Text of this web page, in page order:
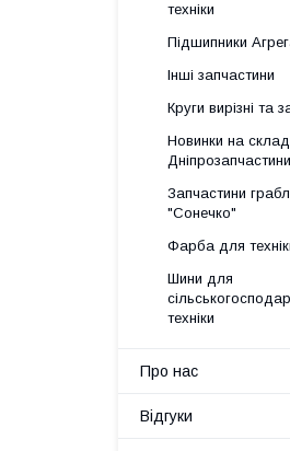
техніки
Підшипники
Інші запчастини
Круги вирізні та
Новинки на
Дніпрозапчастини
Запчастини
"Сонечко"
Фарба для
Шини для
техніки
Про нас
Відгуки